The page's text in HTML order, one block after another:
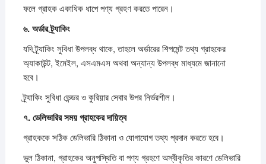
ফলে গ্রাহক একাধিক ধাপে পণ্য গ্রহণ করতে পারেন।
৬.অর্ডারট্র্যাকিং
যদি ট্র্যাকিং সুবিধা উপলব্ধ থাকে, তাহলে অর্ডারের শিপমেন্ট তথ্য গ্রাহকের
অ্যাকাউন্ট, ইমেইল, এসএমএস অথবা অন্যান্য উপলব্ধ মাধ্যমে জানানো
হবে।
ট্র্যাকিং সুবিধা ভেন্ডর ও কুরিয়ার সেবার উপর নির্ভরশীল।
৭.ডেলিভারিরসময়গ্রাহকেরদায়িত্ব
গ্রাহককে সঠিক ডেলিভারি ঠিকানা ও যোগাযোগ তথ্য প্রদান করতে হবে।
ভুল ঠিকানা, গ্রাহকের অনুপস্থিতি বা পণ্য গ্রহণে অস্বীকৃতির কারণে ডেলিভারি